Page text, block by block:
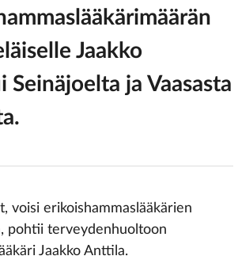
Jaakko
ja Vaasasta
voisi erikoishammaslääkärien
pohtii terveydenhuoltoon
Jaakko Anttila.